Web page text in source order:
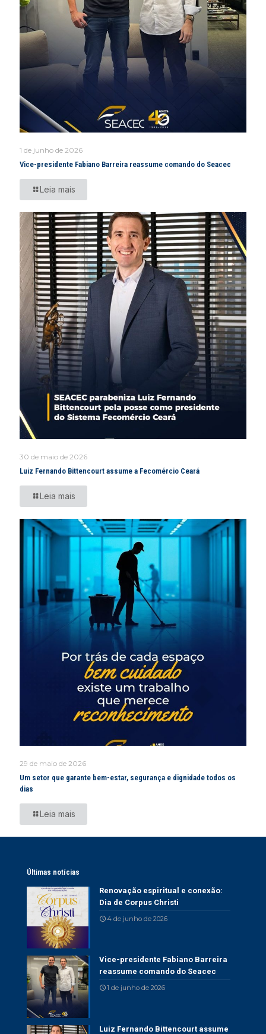
1 de junho de 2026
Vice-presidente Fabiano Barreira reassume comando do Seacec
Leia mais
30 de maio de 2026
Luiz Fernando Bittencourt assume a Fecomércio Ceará
Leia mais
29 de maio de 2026
Um setor que garante bem-estar, segurança e dignidade todos os
dias
Leia mais
Últimas notícias
Renovação espiritual e conexão:
Dia de Corpus Christi
4 de junho de 2026
Vice-presidente Fabiano Barreira
reassume comando do Seacec
1 de junho de 2026
Luiz Fernando Bittencourt assume